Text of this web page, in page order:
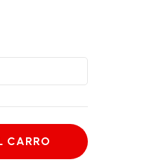
CARRO